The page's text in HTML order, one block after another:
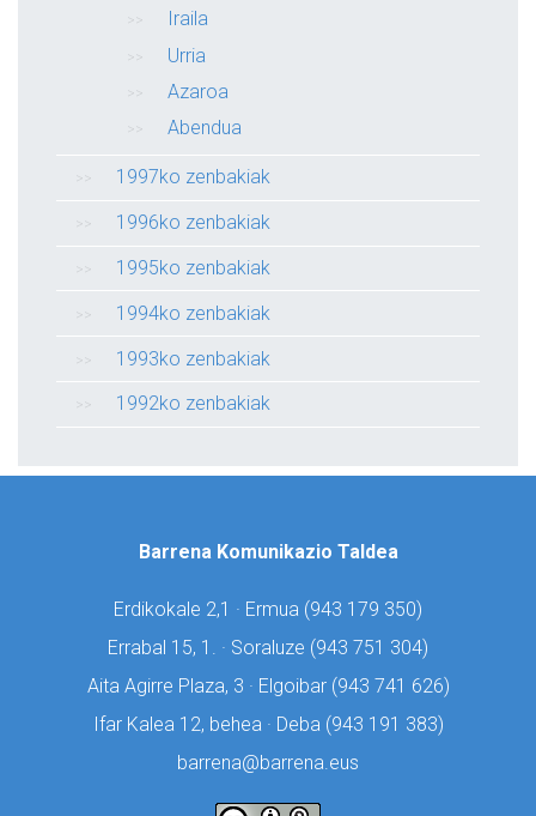
Iraila
Urria
Azaroa
Abendua
1997ko zenbakiak
1996ko zenbakiak
1995ko zenbakiak
1994ko zenbakiak
1993ko zenbakiak
1992ko zenbakiak
Barrena Komunikazio Taldea
Erdikokale 2,1 · Ermua (943 179 350)
Errabal 15, 1. · Soraluze (943 751 304)
Aita Agirre Plaza, 3 · Elgoibar (943 741 626)
Ifar Kalea 12, behea · Deba (943 191 383)
barrena@barrena.eus